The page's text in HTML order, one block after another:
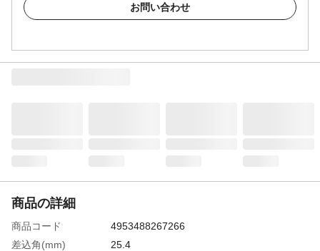
お問い合わせ
商品の詳細
商品コード
4953488267266
差込角(mm)
25.4